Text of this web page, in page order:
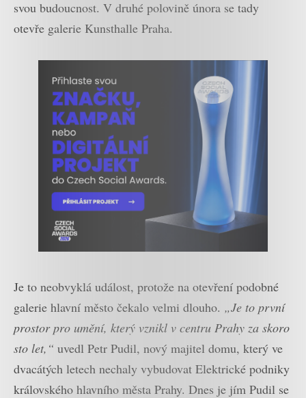
svou budoucnost. V druhé polovině února se tady
otevře galerie Kunsthalle Praha.
Je to neobvyklá událost, protože na otevření podobné
galerie hlavní město čekalo velmi dlouho. „Je to první
prostor pro umění, který vznikl v centru Prahy za skoro
sto let,“ uvedl Petr Pudil, nový majitel domu, který ve
dvacátých letech nechaly vybudovat Elektrické podniky
královského hlavního města Prahy. Dnes je jím Pudil se